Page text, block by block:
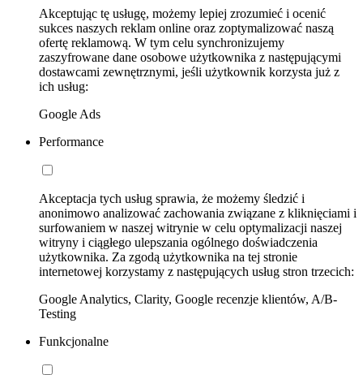
Akceptując tę usługę, możemy lepiej zrozumieć i ocenić
sukces naszych reklam online oraz zoptymalizować naszą
ofertę reklamową. W tym celu synchronizujemy
zaszyfrowane dane osobowe użytkownika z następującymi
dostawcami zewnętrznymi, jeśli użytkownik korzysta już z
ich usług:
Google Ads
Performance
Akceptacja tych usług sprawia, że możemy śledzić i
anonimowo analizować zachowania związane z kliknięciami i
surfowaniem w naszej witrynie w celu optymalizacji naszej
witryny i ciągłego ulepszania ogólnego doświadczenia
użytkownika. Za zgodą użytkownika na tej stronie
internetowej korzystamy z następujących usług stron trzecich:
Google Analytics, Clarity, Google recenzje klientów, A/B-
Testing
Funkcjonalne